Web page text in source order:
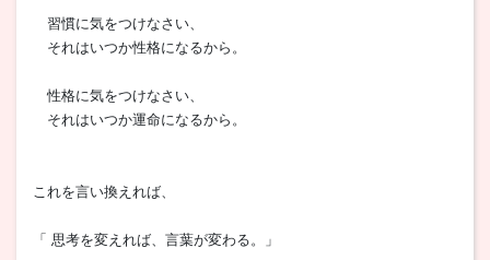
習慣に気をつけなさい、
それはいつか性格になるから。
性格に気をつけなさい、
それはいつか運命になるから。
これを言い換えれば、
「 思考を変えれば、言葉が変わる。」